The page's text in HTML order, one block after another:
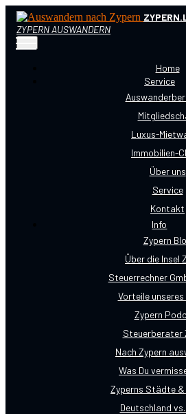
ZYPERN AUSWANDERN
Home
Service
Luxus-
Immobilien-
Über uns
Service
Kontakt
Info
Zypern
Über die Insel
Steuerrechner
Vorteile
Zypern
Steuerberater
Nach Zypern
Was Du
Zyperns Städte &
Deutschland